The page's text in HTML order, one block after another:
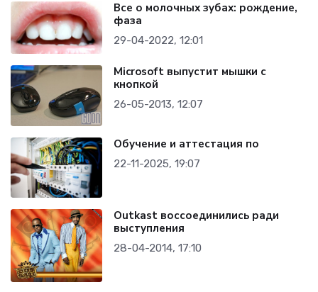
Все о молочных зубах: рождение,
фаза
29-04-2022, 12:01
Microsoft выпустит мышки с
кнопкой
26-05-2013, 12:07
Обучение и аттестация по
22-11-2025, 19:07
Outkast воссоединились ради
выступления
28-04-2014, 17:10